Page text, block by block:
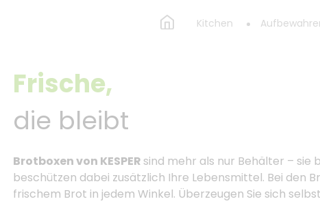
Kitchen
Frische,
die bleibt
Brotboxen von KESPER sind mehr als nur Behälter –
beschützen dabei zusätzlich Ihre Lebensmittel. Bei den
frischem Brot in jedem Winkel. Überzeugen Sie sich